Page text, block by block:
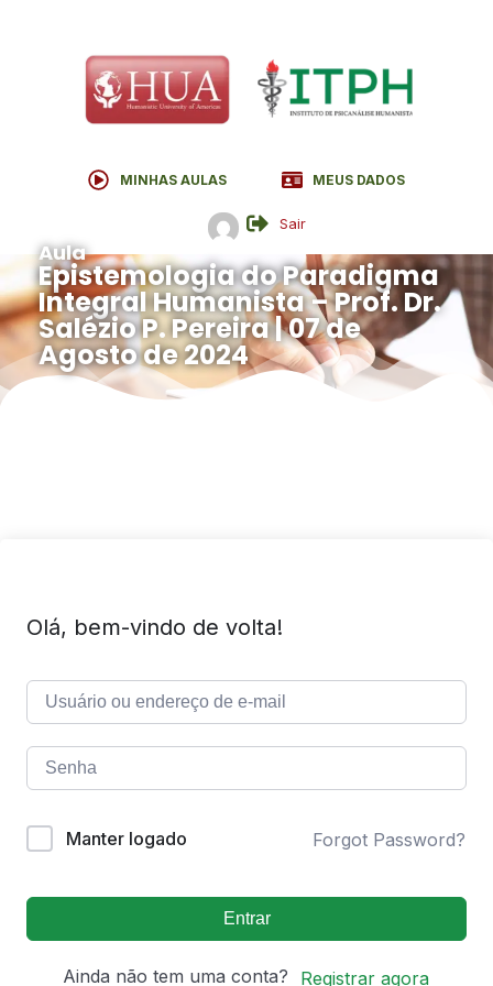
MINHAS AULAS MEUS DADOS
Sair
Aula
Epistemologia do Paradigma
Integral Humanista – Prof. Dr.
Salézio P. Pereira | 07 de
Agosto de 2024
Olá, bem-vindo de volta!
Manter logado Forgot Password?
Entrar
Ainda não tem uma conta? Registrar agora